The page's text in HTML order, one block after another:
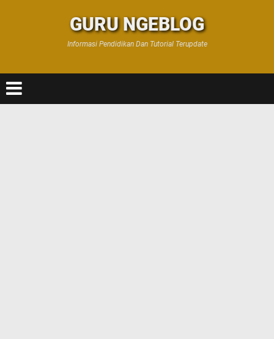
GURU NGEBLOG
Informasi Pendidikan Dan Tutorial Terupdate